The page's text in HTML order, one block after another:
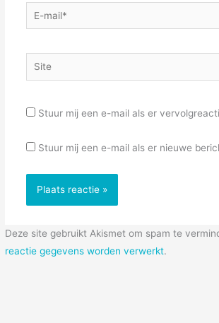
E-
mail*
Site
Stuur mij een e-mail als er
Stuur mij een e-mail als er nieuwe
Deze site gebruikt Akismet om spam te
reactie gegevens worden verwerkt.